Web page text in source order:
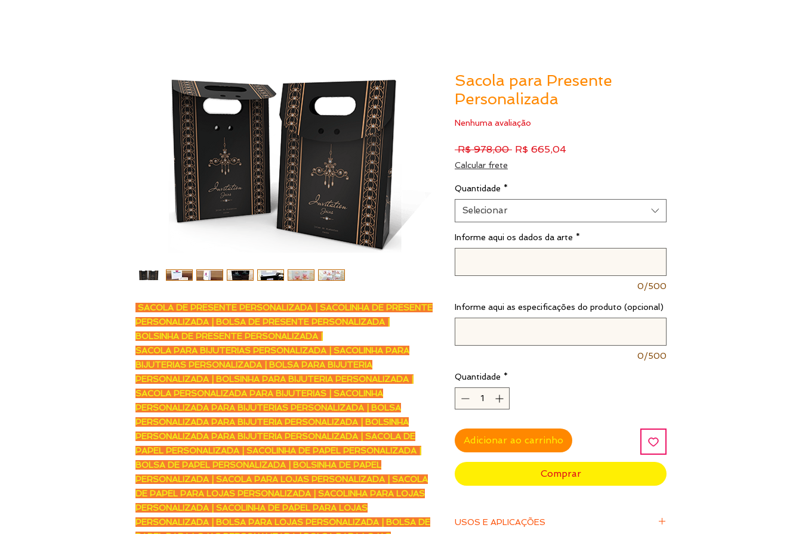
SACOLA DE PRESENTE PERSONALIZADA | SACOLINHA DE PRESENTE
PERSONALIZADA | BOLSA DE PRESENTE PERSONALIZADA |
BOLSINHA DE PRESENTE PERSONALIZADA |
SACOLA PARA BIJUTERIAS PERSONALIZADA | SACOLINHA PARA
BIJUTERIAS PERSONALIZADA | BOLSA PARA BIJUTERIA
PERSONALIZADA | BOLSINHA PARA BIJUTERIA PERSONALIZADA |
SACOLA PERSONALIZADA PARA BIJUTERIAS | SACOLINHA
PERSONALIZADA PARA BIJUTERIAS PERSONALIZADA | BOLSA
PERSONALIZADA PARA BIJUTERIA PERSONALIZADA | BOLSINHA
PERSONALIZADA PARA BIJUTERIA PERSONALIZADA | SACOLA DE
PAPEL PERSONALIZADA | SACOLINHA DE PAPEL PERSONALIZADA |
BOLSA DE PAPEL PERSONALIZADA | BOLSINHA DE PAPEL
PERSONALIZADA | SACOLA PARA LOJAS PERSONALIZADA | SACOLA
DE PAPEL PARA LOJAS PERSONALIZADA | SACOLINHA PARA LOJAS
PERSONALIZADA | SACOLINHA DE PAPEL PARA LOJAS
PERSONALIZADA | BOLSA PARA LOJAS PERSONALIZADA | BOLSA DE
Sacola para Presente
Personalizada
Nenhuma avaliação
R$ 978,00 Preço
R$ 665,04Preço
Calcular frete
Quantidade *
Selecionar
Informe aqui os dados da arte *
0/500
Informe aqui as especificações do produto (opcional)
0/500
Quantidade *
Adicionar ao carrinho
Comprar
USOS E APLICAÇÕES